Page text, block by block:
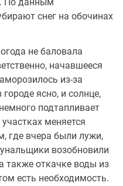
снег на обочинах
не баловала
начавшееся
из-за
ясно, и солнце,
подтапливает
меняется
где вчера были лужи,
возобновили
также откачке воды из
есть необходимость.